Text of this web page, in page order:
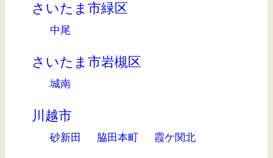
さいたま市緑区
中尾
さいたま市岩槻区
城南
川越市
砂新田 脇田本町 霞ケ関北